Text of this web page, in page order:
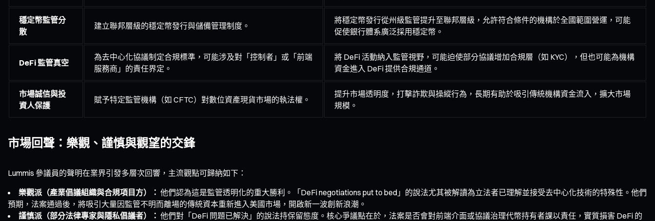
穩定幣監管分
散
建立聯邦層級的穩定幣發行與儲備管理制度。
將穩定幣發行從州級監管提升至聯邦層級，允許符合條件的機構於全國範圍營運，可能
促使銀行體系廣泛採用穩定幣。
DeFi 監管真空
為去中心化協議制定合規標準，可能涉及對「控制者」或「前端
服務商」的責任界定。
將 DeFi 活動納入監管視野，可能迫使部分協議增加合規層（如 KYC），但也可能為機構
資金進入 DeFi 提供合規通道。
市場誠信與投
資人保護
賦予特定監管機構（如 CFTC）對數位資產現貨市場的執法權。
提升市場透明度，打擊詐欺與操縱行為，長期有助於吸引傳統機構資金流入，擴大市場
規模。
市場回聲：樂觀、謹慎與觀望的交鋒
Lummis 參議員的聲明在業界引發多層次回響，主流觀點可歸納如下：
樂觀派（產業倡議組織與合規項目方）： 他們認為這是監管透明化的重大勝利。「DeFi negotiations put to bed」的說法尤其被解讀為立法者已理解並接受去中心化技術的特殊性。他們
預期，法案通過後，將吸引大量因監管不明而離場的傳統資本重新進入美國市場，開啟新一波創新浪潮。
謹慎派（部分法律專家與隱私倡議者）： 他們對「DeFi 問題已解決」的說法持保留態度。核心爭議點在於，法案是否會對前端介面或協議治理代幣持有者課以責任，實質損害 DeFi 的